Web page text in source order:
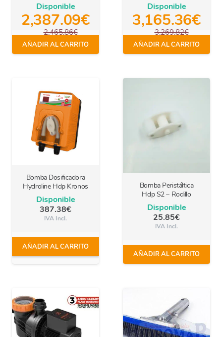
Disponible
2,387.09€
2,465.86€
IVA Incl.
AÑADIR AL CARRITO
Disponible
3,165.36€
3,269.82€
IVA Incl.
AÑADIR AL CARRITO
Bomba Dosificadora
Hydroline Hdp Kronos
Disponible
387.38€
IVA Incl.
AÑADIR AL CARRITO
Bomba Peristáltica
Hdp S2 – Rodillo
Disponible
25.85€
IVA Incl.
AÑADIR AL CARRITO